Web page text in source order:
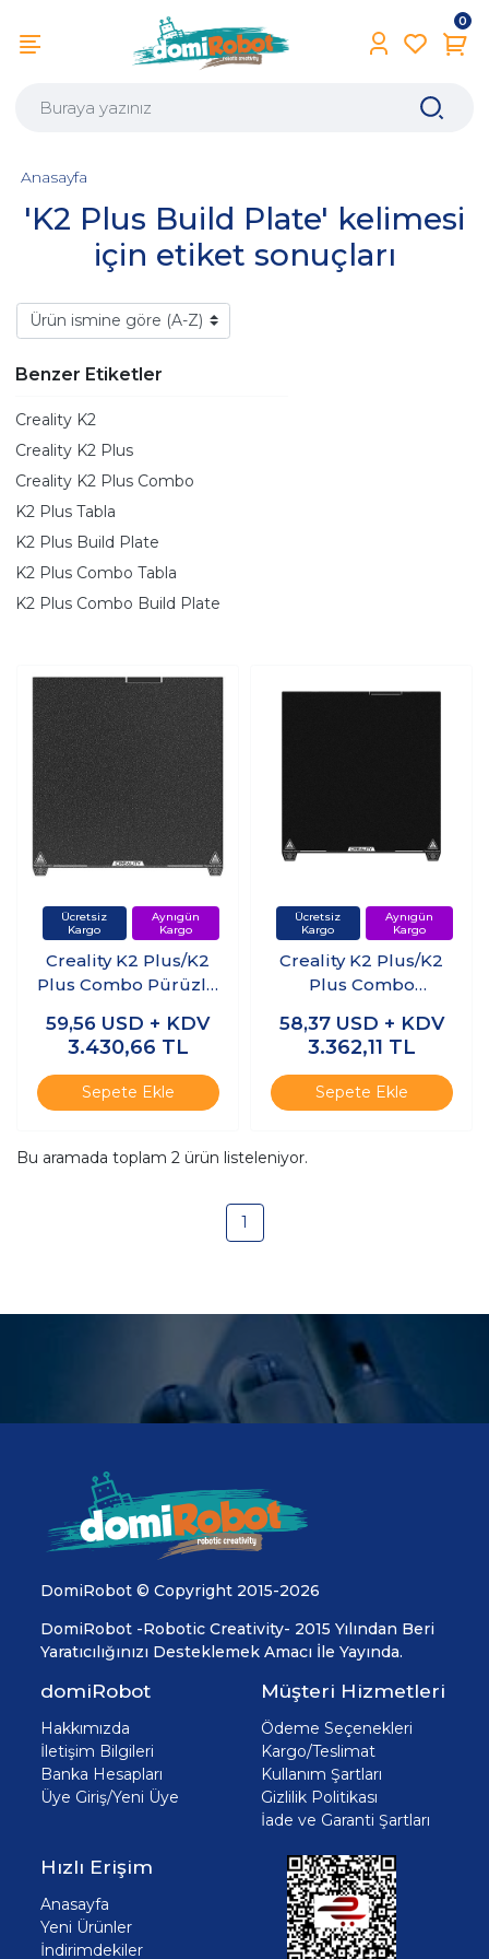
0
'K2 Plus Build Plate' kelimesi
için etiket sonuçları
Anasayfa
Benzer Etiketler
Creality K2
Creality K2 Plus
Creality K2 Plus Combo
K2 Plus Tabla
K2 Plus Build Plate
K2 Plus Combo Tabla
K2 Plus Combo Build Plate
Creality K2 Plus/K2
Plus Combo Pürüzlü
350x350mm
59,56 USD + KDV
3.430,66 TL
Sepete Ekle
Creality K2 Plus/K2
Plus Combo
Reçine Tabla
350x350mm
58,37 USD + KDV
3.362,11 TL
Sepete Ekle
Bu aramada toplam 2 ürün listeleniyor.
1
DomiRobot © Copyright 2015-2026
DomiRobot -Robotic Creativity- 2015 Yılından Beri
Yaratıcılığınızı Desteklemek Amacı İle Yayında.
domiRobot
Hakkımızda
İletişim Bilgileri
Banka Hesapları
Üye Giriş/Yeni Üye
Müşteri Hizmetleri
Ödeme Seçenekleri
Kargo/Teslimat
Kullanım Şartları
Gizlilik Politikası
İade ve Garanti Şartları
Hızlı Erişim
Anasayfa
Yeni Ürünler
İndirimdekiler